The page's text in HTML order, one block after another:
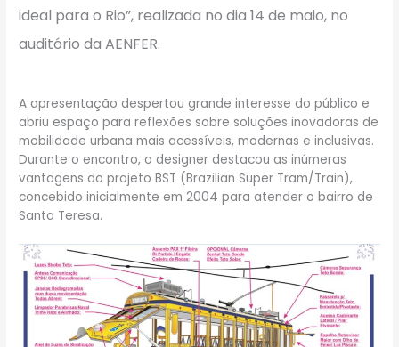
ideal para o Rio”, realizada no dia 14 de maio, no
auditório da AENFER.
A apresentação despertou grande interesse do público e
abriu espaço para reflexões sobre soluções inovadoras de
mobilidade urbana mais acessíveis, modernas e inclusivas.
Durante o encontro, o designer destacou as inúmeras
vantagens do projeto BST (Brazilian Super Tram/Train),
concebido inicialmente em 2004 para atender o bairro de
Santa Teresa.